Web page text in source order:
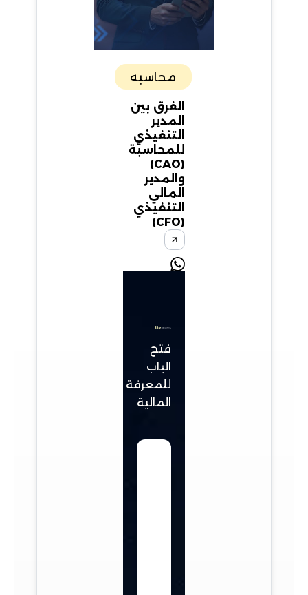
محاسبه
الفرق بين
المدير
التنفيذي
للمحاسبة
(CAO)
والمدير
المالي
التنفيذي
(CFO)
فتح
الباب
للمعرفة
المالية